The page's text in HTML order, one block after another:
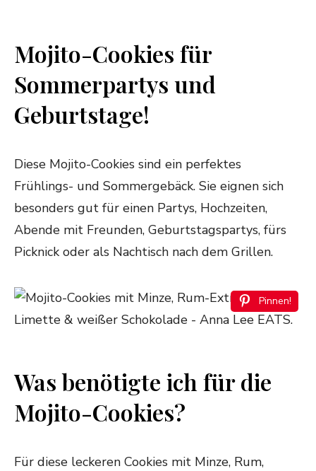
Mojito-Cookies für
Sommerpartys und
Geburtstage!
Diese Mojito-Cookies sind ein perfektes
Frühlings- und Sommergebäck. Sie eignen sich
besonders gut für einen Partys, Hochzeiten,
Abende mit Freunden, Geburtstagspartys, fürs
Picknick oder als Nachtisch nach dem Grillen.
Pinnen!
Was benötigte ich für die
Mojito-Cookies?
Für diese leckeren Cookies mit Minze, Rum,